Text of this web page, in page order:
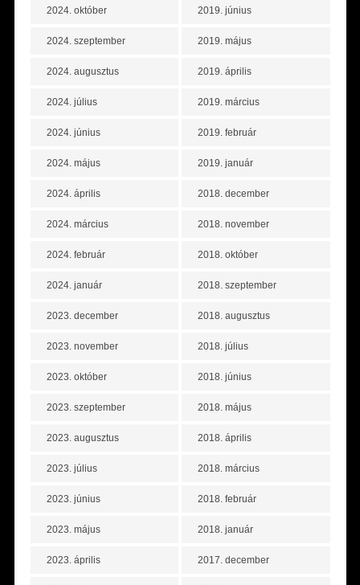
2024. október
2024. szeptember
2024. augusztus
2024. július
2024. június
2024. május
2024. április
2024. március
2024. február
2024. január
2023. december
2023. november
2023. október
2023. szeptember
2023. augusztus
2023. július
2023. június
2023. május
2023. április
2019. június
2019. május
2019. április
2019. március
2019. február
2019. január
2018. december
2018. november
2018. október
2018. szeptember
2018. augusztus
2018. július
2018. június
2018. május
2018. április
2018. március
2018. február
2018. január
2017. december